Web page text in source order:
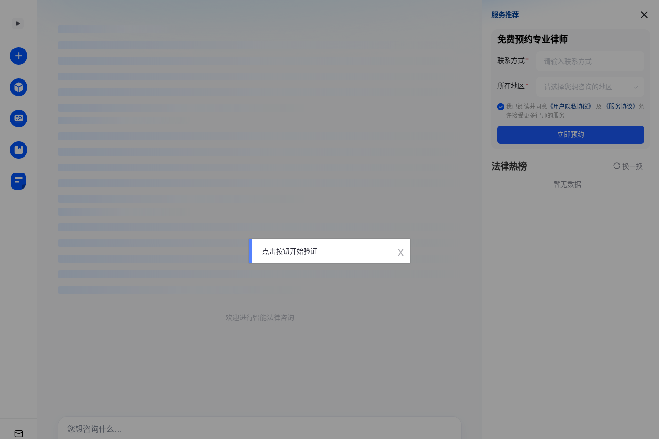
欢迎进行智能法律咨询
服务推荐
服务推荐
免费预约专业律师
联系方式
所在地区
我已阅读并同意 《用户隐私协议》 及 《服务协议》 允
许接受更多律师的服务
立即预约
法律热榜 换一换
暂无数据
点击按钮开始验证 x